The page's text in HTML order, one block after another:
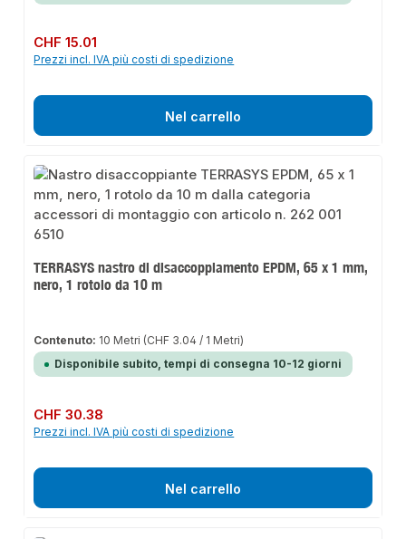
Prezzo normale:
CHF 15.01
Prezzi incl. IVA più costi di spedizione
Nel carrello
TERRASYS nastro di disaccoppiamento EPDM, 65 x 1 mm,
nero, 1 rotolo da 10 m
Contenuto: 10 Metri (CHF 3.04 / 1 Metri)
Disponibile subito, tempi di consegna 10-12 giorni
Prezzo normale:
CHF 30.38
Prezzi incl. IVA più costi di spedizione
Nel carrello